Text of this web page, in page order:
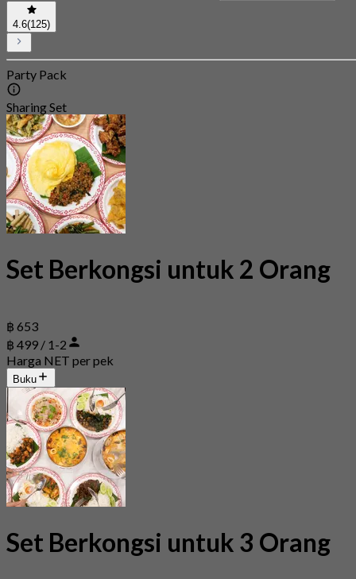
4.6(125)
Party Pack
Sharing Set
Set Berkongsi untuk 2 Orang
฿ 653
฿ 499 / 1-2
Harga NET per pek
Buku
Set Berkongsi untuk 3 Orang